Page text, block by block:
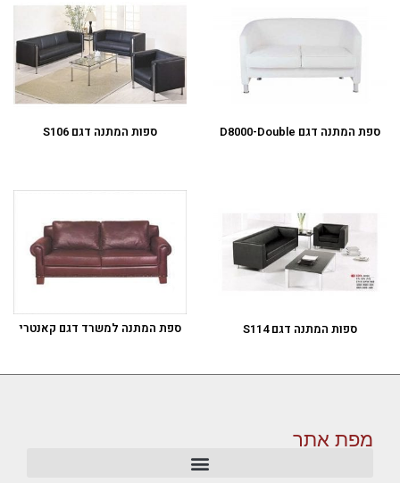
ספת המתנה דגם D8000-Double ספות המתנה דגם S106
ספות המתנה דגם S114 ספת המתנה למשרד דגם קאנטרי
מפת אתר